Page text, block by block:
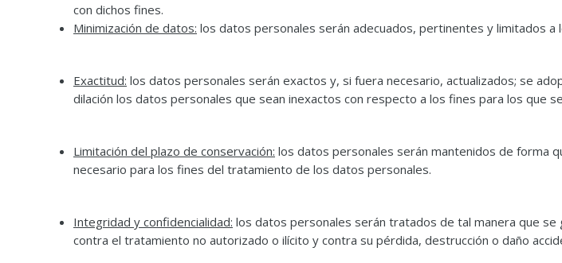
con dichos fines.
Minimización de datos: los datos personales serán adecuados, pertinentes y limitados
Exactitud: los datos personales serán exactos y, si fuera necesario, actualizados; se
dilación los datos personales que sean inexactos con respecto a los fines para los que
Limitación del plazo de conservación: los datos personales serán mantenidos de forma
necesario para los fines del tratamiento de los datos personales.
Integridad y confidencialidad: los datos personales serán tratados de tal manera que se
contra el tratamiento no autorizado o ilícito y contra su pérdida, destrucción o daño